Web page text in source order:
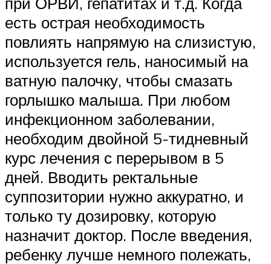
есть острая необходимость
повлиять напрямую на слизистую,
используется гель, наносимый на
ватную палочку, чтобы смазать
горлышко малыша. При любом
инфекционном заболевании,
необходим двойной 5-тидневный
курс лечения с перерывом в 5
дней. Вводить ректальные
суппозитории нужно аккуратно, и
только ту дозировку, которую
назначит доктор. После введения,
ребенку лучше немного полежать,